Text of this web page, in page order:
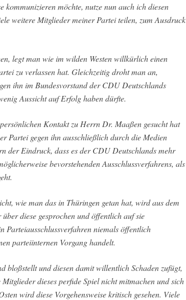
kommunizieren möchte, nutze nun auch ich diesen
weitere Mitglieder meiner Partei teilen, zum Ausdruck
legt man wie im wilden Westen willkürlich einen
zu verlassen hat. Gleichzeitig droht man an,
ihn im Bundesvorstand der CDU Deutschlands
Aussicht auf Erfolg haben dürfte.
Kontakt zu Herrn Dr. Maaßen gesucht hat
Partei gegen ihn ausschließlich durch die Medien
der Eindruck, dass es der CDU Deutschlands mehr
bevorstehenden Ausschlussverfahrens, als
wie man das in Thüringen getan hat, wird aus dem
diese gesprochen und öffentlich auf sie
Parteiausschlussverfahren niemals öffentlich
parteiinternen Vorgang handelt.
bloßstellt und diesen damit willentlich Schaden zufügt,
dieses perfide Spiel nicht mitmachen und sich
wird diese Vorgehensweise kritisch gesehen. Viele